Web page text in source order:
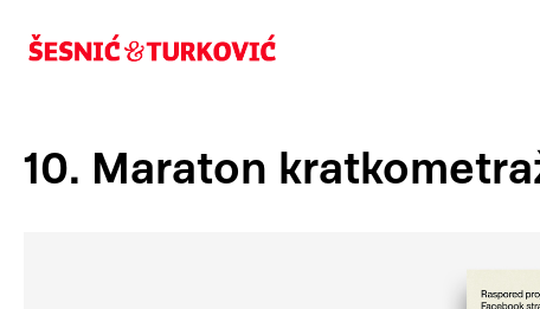
10. Maraton